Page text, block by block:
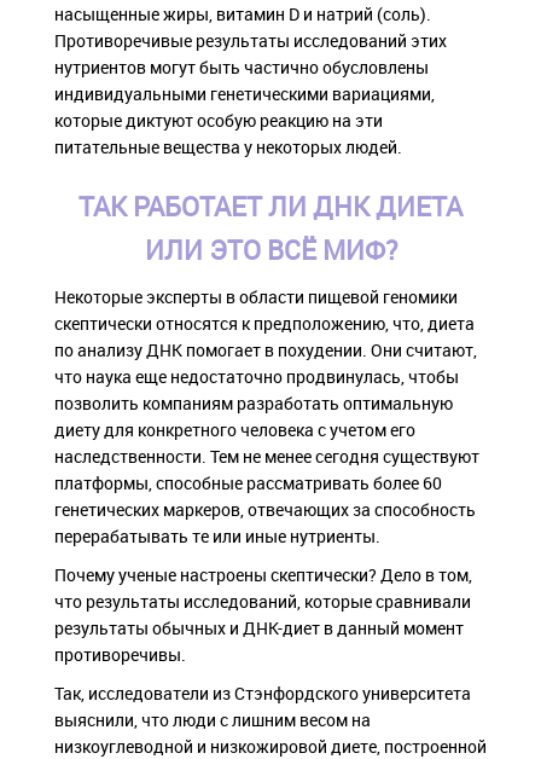
насыщенные жиры, витамин D и натрий (соль).
Противоречивые результаты исследований этих
нутриентов могут быть частично обусловлены
индивидуальными генетическими вариациями,
которые диктуют особую реакцию на эти
питательные вещества у некоторых людей.
ТАК РАБОТАЕТ ЛИ ДНК ДИЕТА
ИЛИ ЭТО ВСЁ МИФ?
Некоторые эксперты в области пищевой геномики
скептически относятся к предположению, что, диета
по анализу ДНК помогает в похудении. Они считают,
что наука еще недостаточно продвинулась, чтобы
позволить компаниям разработать оптимальную
диету для конкретного человека с учетом его
наследственности. Тем не менее сегодня существуют
платформы, способные рассматривать более 60
генетических маркеров, отвечающих за способность
перерабатывать те или иные нутриенты.
Почему ученые настроены скептически? Дело в том,
что результаты исследований, которые сравнивали
результаты обычных и ДНК-диет в данный момент
противоречивы.
Так, исследователи из Стэнфордского университета
выяснили, что люди с лишним весом на
низкоуглеводной и низкожировой диете, построенной